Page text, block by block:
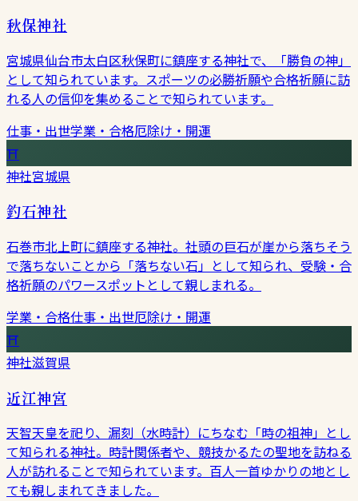
秋保神社
宮城県仙台市太白区秋保町に鎮座する神社で、「勝負の神」
として知られています。スポーツの必勝祈願や合格祈願に訪
れる人の信仰を集めることで知られています。
仕事・出世学業・合格厄除け・開運
⛩
神社宮城県
釣石神社
石巻市北上町に鎮座する神社。社頭の巨石が崖から落ちそう
で落ちないことから「落ちない石」として知られ、受験・合
格祈願のパワースポットとして親しまれる。
学業・合格仕事・出世厄除け・開運
⛩
神社滋賀県
近江神宮
天智天皇を祀り、漏刻（水時計）にちなむ「時の祖神」とし
て知られる神社。時計関係者や、競技かるたの聖地を訪ねる
人が訪れることで知られています。百人一首ゆかりの地とし
ても親しまれてきました。